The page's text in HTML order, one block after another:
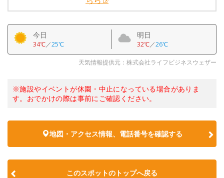
今日
34℃／25℃
明日
32℃／26℃
天気情報提供元：株式会社ライフビジネスウェザー
※施設やイベントが休園・中止になっている場合がありま
す。おでかけの際は事前にご確認ください。
地図・アクセス情報、電話番号を確認する
このスポットのトップへ戻る